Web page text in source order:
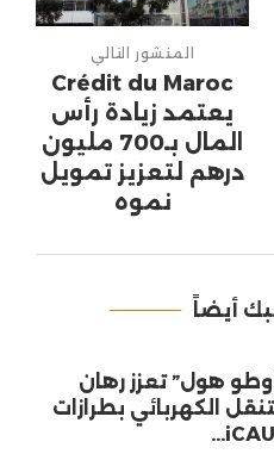
المنشور التالي
Crédit du Maroc
يعتمد زيادة رأس
المال بـ700 مليون
درهم لتعزيز تمويل
نموه
أيضاً
هول” تعزز رهان
الكهربائي بطرازات